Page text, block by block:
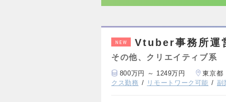
NEW Vtuber事務所運
その他、クリエイティブ系
800万円 ～ 1249万円 東京都
クス勤務
リモートワーク可能 副